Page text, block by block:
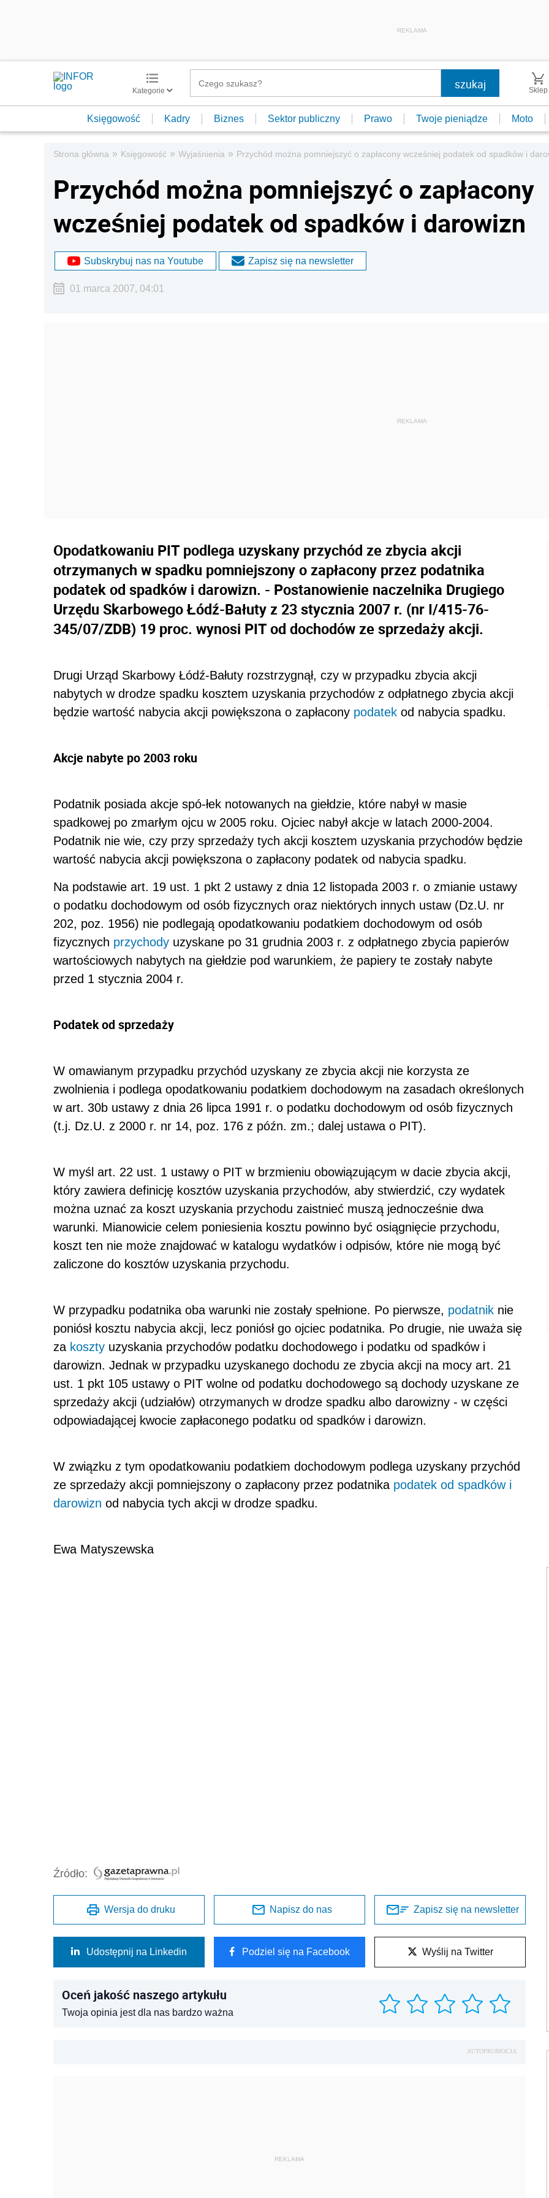
REKLAMA
Kategorie Sklep
Księgowość Kadry Biznes Sektor publiczny Prawo Twoje pieniądze Moto
Strona główna » Księgowość » Wyjaśnienia » Przychód można pomniejszyć o zapłacony wcześniej podatek od spadków i
Przychód można pomniejszyć o zapłacony
wcześniej podatek od spadków i darowizn
Subskrybuj nas na Youtube Zapisz się na newsletter
01 marca 2007, 04:01
Opodatkowaniu PIT podlega uzyskany przychód ze zbycia akcji
otrzymanych w spadku pomniejszony o zapłacony przez podatnika
podatek od spadków i darowizn. - Postanowienie naczelnika Drugiego
Urzędu Skarbowego Łódź-Bałuty z 23 stycznia 2007 r. (nr I/415-76-
345/07/ZDB) 19 proc. wynosi PIT od dochodów ze sprzedaży akcji.
Drugi Urząd Skarbowy Łódź-Bałuty rozstrzygnął, czy w przypadku zbycia akcji
nabytych w drodze spadku kosztem uzyskania przychodów z odpłatnego zbycia akcji
będzie wartość nabycia akcji powiększona o zapłacony podatek od nabycia spadku.
Akcje nabyte po 2003 roku
Podatnik posiada akcje spó-łek notowanych na giełdzie, które nabył w masie
spadkowej po zmarłym ojcu w 2005 roku. Ojciec nabył akcje w latach 2000-2004.
Podatnik nie wie, czy przy sprzedaży tych akcji kosztem uzyskania przychodów będzie
wartość nabycia akcji powiększona o zapłacony podatek od nabycia spadku.
Na podstawie art. 19 ust. 1 pkt 2 ustawy z dnia 12 listopada 2003 r. o zmianie ustawy
o podatku dochodowym od osób fizycznych oraz niektórych innych ustaw (Dz.U. nr
202, poz. 1956) nie podlegają opodatkowaniu podatkiem dochodowym od osób
fizycznych przychody uzyskane po 31 grudnia 2003 r. z odpłatnego zbycia papierów
wartościowych nabytych na giełdzie pod warunkiem, że papiery te zostały nabyte
przed 1 stycznia 2004 r.
Podatek od sprzedaży
W omawianym przypadku przychód uzyskany ze zbycia akcji nie korzysta ze
zwolnienia i podlega opodatkowaniu podatkiem dochodowym na zasadach określonych
w art. 30b ustawy z dnia 26 lipca 1991 r. o podatku dochodowym od osób fizycznych
(t.j. Dz.U. z 2000 r. nr 14, poz. 176 z późn. zm.; dalej ustawa o PIT).
W myśl art. 22 ust. 1 ustawy o PIT w brzmieniu obowiązującym w dacie zbycia akcji,
który zawiera definicję kosztów uzyskania przychodów, aby stwierdzić, czy wydatek
można uznać za koszt uzyskania przychodu zaistnieć muszą jednocześnie dwa
warunki. Mianowicie celem poniesienia kosztu powinno być osiągnięcie przychodu,
koszt ten nie może znajdować w katalogu wydatków i odpisów, które nie mogą być
zaliczone do kosztów uzyskania przychodu.
W przypadku podatnika oba warunki nie zostały spełnione. Po pierwsze, podatnik nie
poniósł kosztu nabycia akcji, lecz poniósł go ojciec podatnika. Po drugie, nie uważa się
za koszty uzyskania przychodów podatku dochodowego i podatku od spadków i
darowizn. Jednak w przypadku uzyskanego dochodu ze zbycia akcji na mocy art. 21
ust. 1 pkt 105 ustawy o PIT wolne od podatku dochodowego są dochody uzyskane ze
sprzedaży akcji (udziałów) otrzymanych w drodze spadku albo darowizny - w części
odpowiadającej kwocie zapłaconego podatku od spadków i darowizn.
W związku z tym opodatkowaniu podatkiem dochodowym podlega uzyskany przychód
ze sprzedaży akcji pomniejszony o zapłacony przez podatnika podatek od spadków i
darowizn od nabycia tych akcji w drodze spadku.
Ewa Matyszewska
Źródło:
Wersja do druku Napisz do nas Zapisz się na newsletter
Udostępnij na Linkedin Podziel się na Facebook Wyślij na Twitter
Oceń jakość naszego artykułu
Twoja opinia jest dla nas bardzo ważna
AUTOPROMOCJA
REKLAMA